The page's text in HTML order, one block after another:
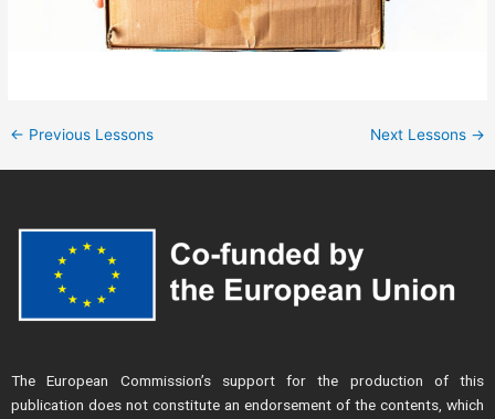
← Previous Lessons Next Lessons →
The European Commission’s support for the production of this
publication does not constitute an endorsement of the contents, which